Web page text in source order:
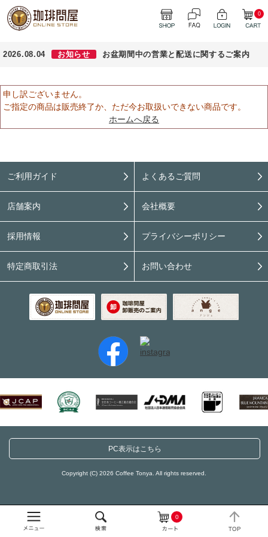
0
0
2026.08.04 お知らせ お盆期間中の営業と配送に関するご案内
申し訳ございません。
ご指定の商品は販売終了か、ただ今お取扱いできない商品です。
ホームへ戻る
ご利用ガイド よくあるご質問
店舗案内 会社概要
採用情報 プライバシーポリシー
特定商取引法 お問い合わせ
PC表示はこちら
Copyright (C) 2026 Coffee Tonya. All rights reserved.